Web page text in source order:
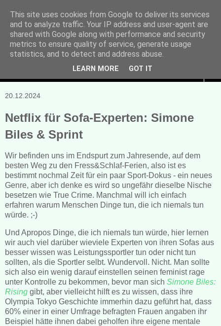
Manuela Sonntag
Bücher, Blogs & mehr
20.12.2024
Netflix für Sofa-Experten: Simone
Biles & Sprint
Wir befinden uns im Endspurt zum Jahresende, auf dem
besten Weg zu den Fress&Schlaf-Ferien, also ist es
bestimmt nochmal Zeit für ein paar Sport-Dokus - ein neues
Genre, aber ich denke es wird so ungefähr dieselbe Nische
besetzen wie True Crime. Manchmal will ich einfach
erfahren warum Menschen Dinge tun, die ich niemals tun
würde. ;-)
Und Apropos Dinge, die ich niemals tun würde, hier lernen
wir auch viel darüber wieviele Experten von ihren Sofas aus
besser wissen was Leistungssportler tun oder nicht tun
sollten, als die Sportler selbt. Wundervoll. Nicht. Man sollte
sich also ein wenig darauf einstellen seinen feminist rage
unter Kontrolle zu bekommen, bevor man sich Simone Biles:
Rising gibt, aber vielleicht hilft es zu wissen, dass ihre
Olympia Tokyo Geschichte immerhin dazu geführt hat, dass
60% einer in einer Umfrage befragten Frauen angaben ihr
Beispiel hätte ihnen dabei geholfen ihre eigene mentale
This site uses cookies from Google to deliver its services
and to analyze traffic. Your IP address and user-agent are
shared with Google along with performance and security
metrics to ensure quality of service, generate usage
statistics, and to detect and address abuse.
LEARN MORE GOT IT